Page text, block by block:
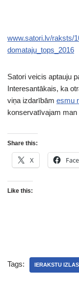
www.satori.lv/raksts/
domataju_tops_2016
Satori veicis aptauju
Interesantākais, ka
viņa izdarībām esmu
konservatīvajam man
Share this:
X
Like this:
Tags: IERAKSTU